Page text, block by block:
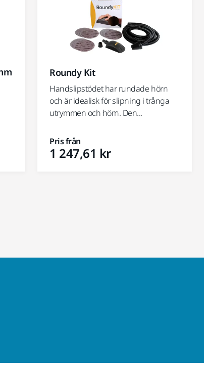
Roundy Kit
Handslipstödet har rundade hörn
och är idealisk för slipning i trånga
utrymmen och hörn. Den...
Pris från
1 247,61 kr